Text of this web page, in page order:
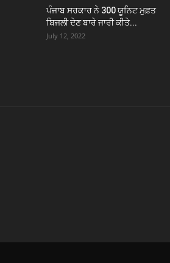
ਪੰਜਾਬ ਸਰਕਾਰ ਨੇ 300 ਯੂਨਿਟ ਮੁਫ਼ਤ
ਬਿਜਲੀ ਦੇਣ ਬਾਰੇ ਜਾਰੀ ਕੀਤੇ...
July 12, 2022